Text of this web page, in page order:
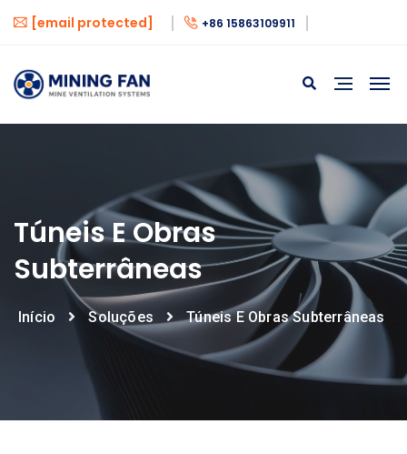
[email protected] +86 15863109911
Túneis E Obras
Subterrâneas
Início Soluções Túneis E Obras Subterrâneas